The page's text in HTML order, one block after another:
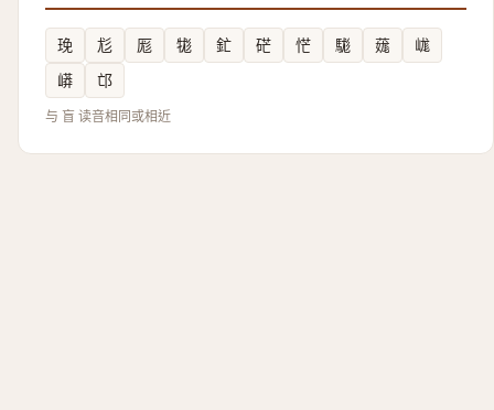
㻊 尨 厖 牻 釯 硭 恾 駹 䓼
㟌
㟿
邙
与 盲 读音相同或相近